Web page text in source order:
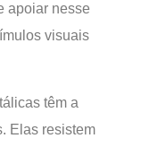
apoiar nesse
visuais
têm a
Elas resistem